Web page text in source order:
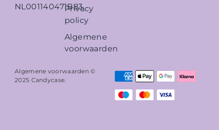
NL001140471B83
Privacy
policy
Algemene
voorwaarden
Algemene voorwaarden ©
2025 Candycase